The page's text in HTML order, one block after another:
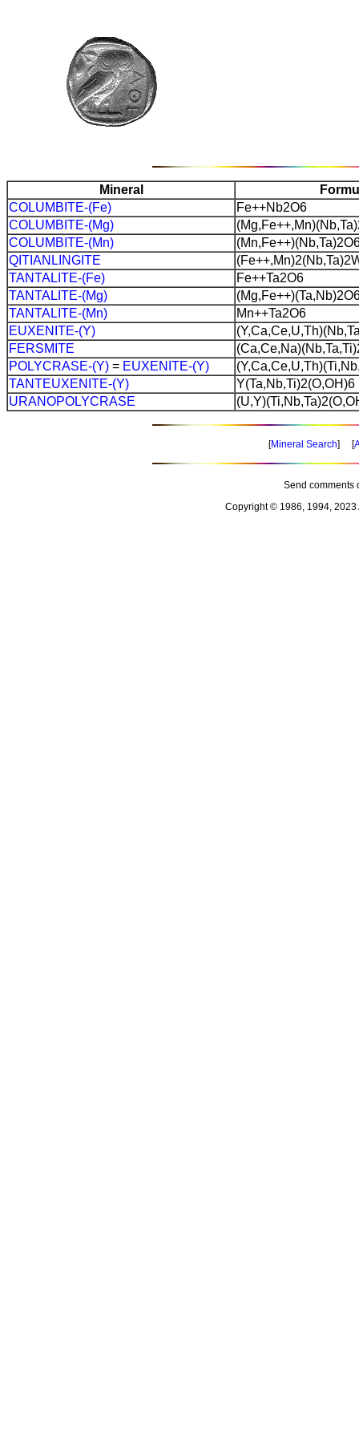
Mineral
COLUMBITE-(Fe)
Fe++Nb2O6
COLUMBITE-(Mg)
COLUMBITE-(Mn)
QITIANLINGITE
TANTALITE-(Fe)
Fe++Ta2O6
TANTALITE-(Mg)
TANTALITE-(Mn)
Mn++Ta2O6
EUXENITE-(Y)
FERSMITE
POLYCRASE-(Y) = EUXENITE-(Y)
TANTEUXENITE-(Y)
Y(Ta,Nb,Ti)2(O,OH)6
URANOPOLYCRASE
[Mineral Search] [
Send comments
Copyright © 1986, 1994, 2023